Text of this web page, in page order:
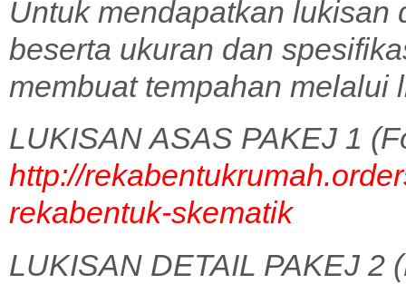
Untuk mendapatkan
beserta ukuran dan
membuat tempahan melalui
LUKISAN ASAS PAKEJ 1
http://
rekabentuk-skematik
LUKISAN DETAIL PAKEJ 2